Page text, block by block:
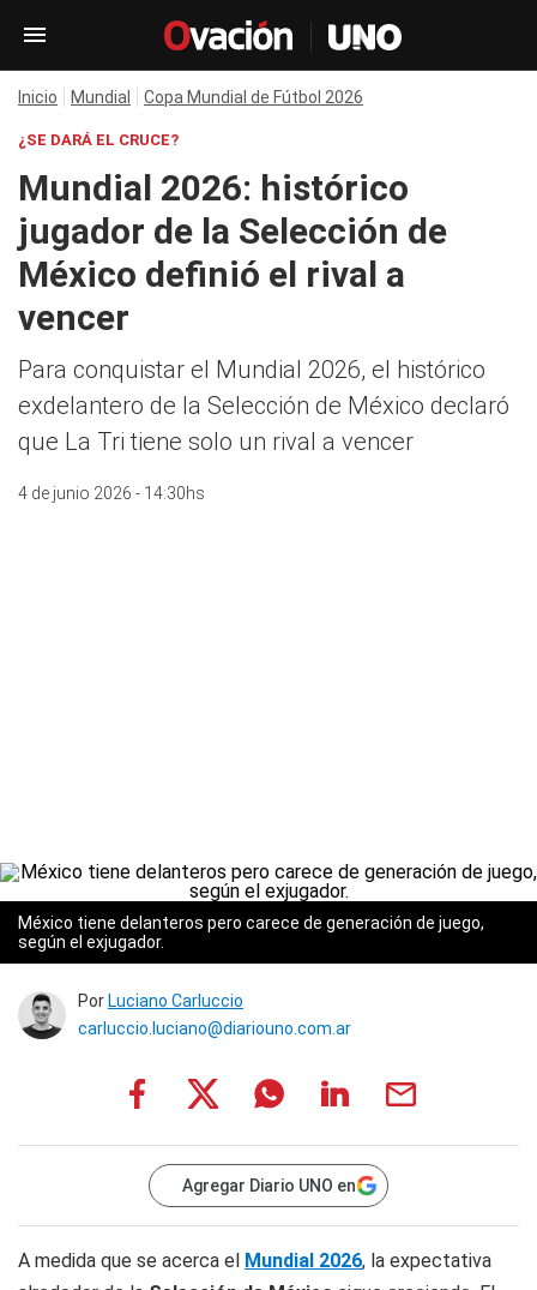
Inicio Mundial Copa Mundial de Fútbol 2026
¿SE DARÁ EL CRUCE?
Mundial 2026: histórico
jugador de la Selección de
México definió el rival a
vencer
Para conquistar el Mundial 2026, el histórico
exdelantero de la Selección de México declaró
que La Tri tiene solo un rival a vencer
4 de junio 2026 - 14:30hs
México tiene delanteros pero carece de generación de juego,
según el exjugador.
Por Luciano Carluccio
carluccio.luciano@diariouno.com.ar
Agregar Diario UNO en
A medida que se acerca el Mundial 2026, la expectativa